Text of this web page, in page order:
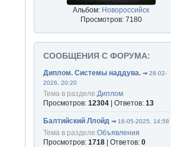
Альбом: Новороссийск
Просмотров: 7180
СООБЩЕНИЯ С ФОРУМА:
Диплом. Системы наддува. ⇒28-02-
2026, 20:20
Тема в разделе:Диплом
Просмотров:12304 | Ответов:13
Балтийский Ллойд ⇒16-05-2025, 14:58
Тема в разделе:Объявления
Просмотров:1718 | Ответов:0